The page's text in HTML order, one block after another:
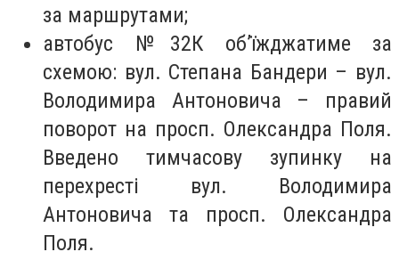
за маршрутами;
автобус №32К об’їжджатиме за
схемою: вул. Степана Бандери – вул.
Володимира Антоновича – правий
поворот на просп. Олександра Поля.
Введено тимчасову зупинку на
перехресті вул. Володимира
Антоновича та просп. Олександра
Поля.